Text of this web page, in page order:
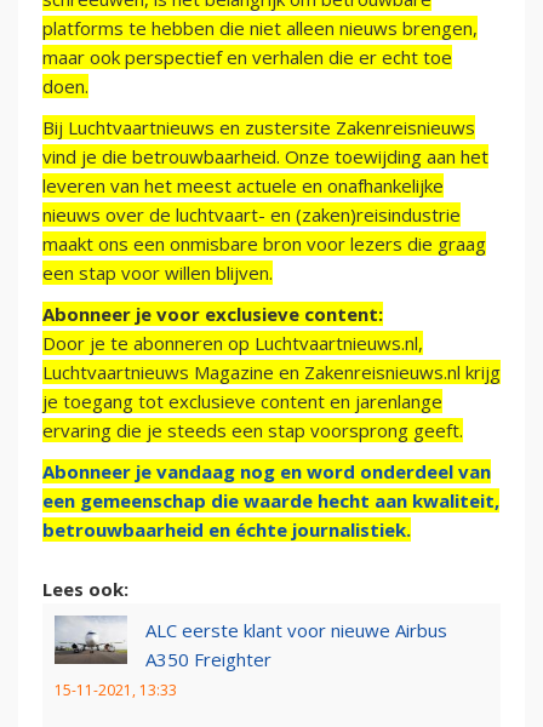
platforms te hebben die niet alleen nieuws brengen,
maar ook perspectief en verhalen die er echt toe
doen.
Bij Luchtvaartnieuws en zustersite Zakenreisnieuws
vind je die betrouwbaarheid. Onze toewijding aan het
leveren van het meest actuele en onafhankelijke
nieuws over de luchtvaart- en (zaken)reisindustrie
maakt ons een onmisbare bron voor lezers die graag
een stap voor willen blijven.
Abonneer je voor exclusieve content:
Door je te abonneren op Luchtvaartnieuws.nl,
Luchtvaartnieuws Magazine en Zakenreisnieuws.nl krijg
je toegang tot exclusieve content en jarenlange
ervaring die je steeds een stap voorsprong geeft.
Abonneer je vandaag nog en word onderdeel van
een gemeenschap die waarde hecht aan kwaliteit,
betrouwbaarheid en échte journalistiek.
Lees ook:
ALC eerste klant voor nieuwe Airbus
A350 Freighter
15-11-2021, 13:33